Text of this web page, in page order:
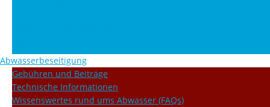
Abwasserbeseitigung
Gebühren und Beiträge
Technische Informationen
Wissenswertes rund ums Abwasser (FAQs)